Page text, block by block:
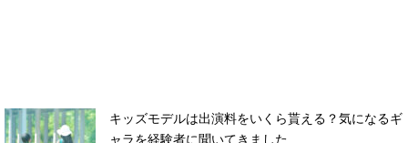
キッズモデルは出演料をいくら貰える？気になるギ
ャラを経験者に聞いてきました